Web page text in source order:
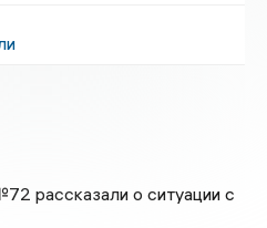
рассказали о ситуации с